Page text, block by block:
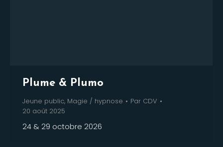
Plume & Plumo
Jeune public, Magie / hypnose Par CDV
20 août 2025
24 & 29 octobre 2026